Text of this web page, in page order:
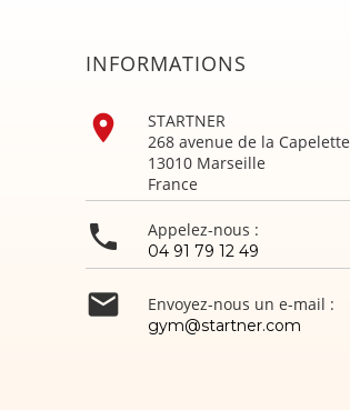
INFORMATIONS

STARTNER
268 avenue de la Capelette
13010 Marseille
France
 Appelez-nous :
04 91 79 12 49
 Envoyez-nous un e-mail :
gym@startner.com